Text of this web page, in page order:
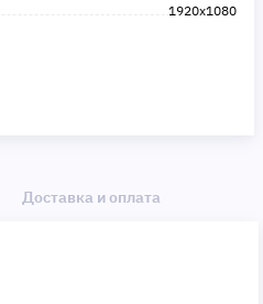
1920x1080
Доставка и оплата